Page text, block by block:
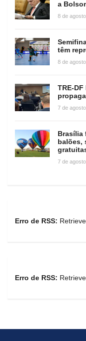
a
8 de
têm
8 de
TRE-
7 de
Brasília
balões,
7 de
Erro de RSS:
Erro de RSS: